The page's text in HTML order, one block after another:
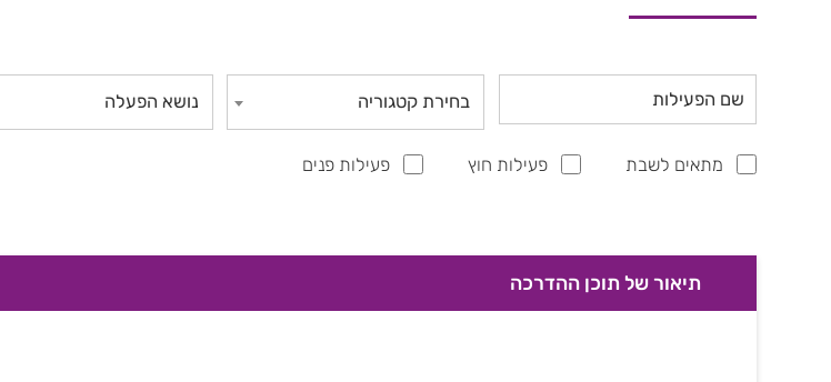
בחירת קטגוריה נושא הפעלה
מתאים לשבת פעילות חוץ פעילות פנים
תיאור של תוכן ההדרכה